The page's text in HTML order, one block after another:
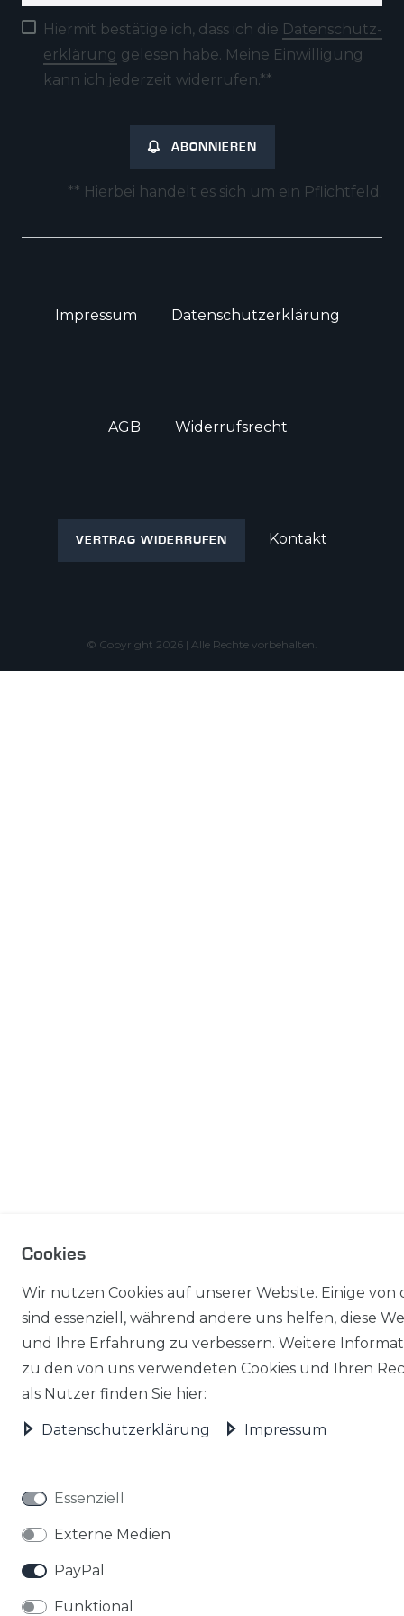
Hiermit bestätige ich, dass ich die Daten­schutz­
erklärung gelesen habe. Meine Einwilligung
kann ich jederzeit widerrufen.**
ABONNIEREN
** Hierbei handelt es sich um ein Pflichtfeld.
Impressum Daten­schutz­erklärung
AGB Widerrufs­recht
VERTRAG WIDERRUFEN Kontakt
© Copyright 2026 | Alle Rechte vorbehalten.
Cookies
Wir nutzen Cookies auf unserer Website. Einige von
sind essenziell, während andere uns helfen, diese
und Ihre Erfahrung zu verbessern. Weitere
zu den von uns verwendeten Cookies und Ihren
als Nutzer finden Sie hier:
Daten­schutz­erklärung Impressum
Essenziell
Externe Medien
PayPal
Funktional